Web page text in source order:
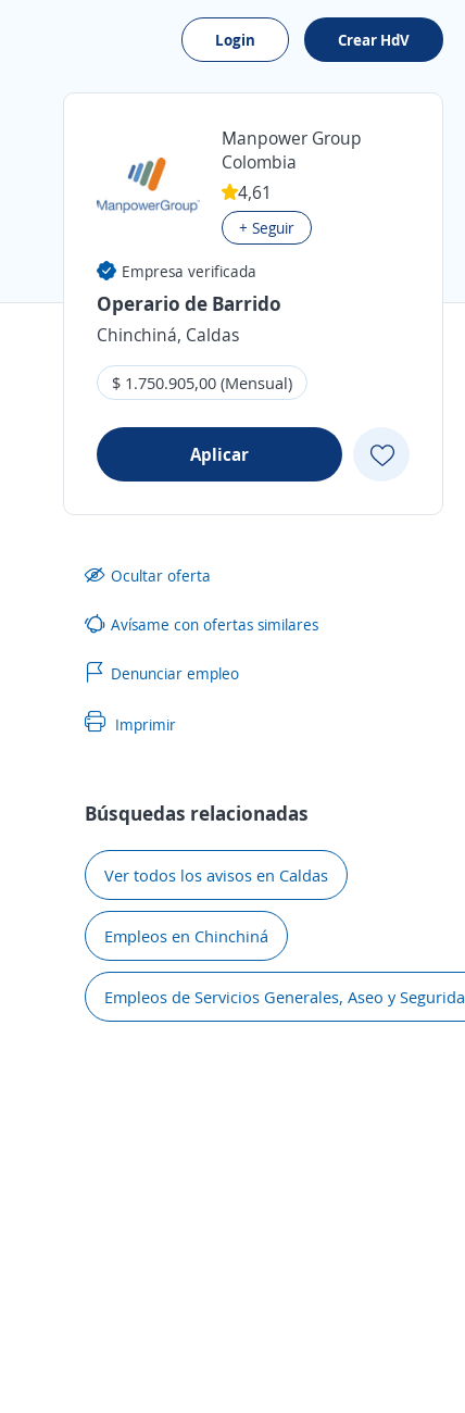
Login Crear HdV
Manpower Group
Colombia
4,61
+ Seguir
Empresa verificada
Operario de Barrido
Chinchiná, Caldas
$ 1.750.905,00 (Mensual)
Aplicar
Ocultar oferta
Avísame con ofertas similares
Denunciar empleo
Imprimir
Búsquedas relacionadas
Ver todos los avisos en Caldas
Empleos en Chinchiná
Empleos de Servicios Generales, Aseo y